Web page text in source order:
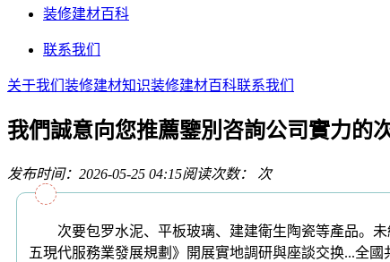
装修建材百科
联系我们
关于我们 装修建材知识装修建材百科联系我们
我們誠意向您推薦鑒別咨詢公司實力的
发布时间：2026-05-25 04:15阅读次数： 次
次要包罗水泥、平板玻璃、建建衛生陶瓷等產品。未
五現代服務業發展規劃》開展實地調研與座談交换...全